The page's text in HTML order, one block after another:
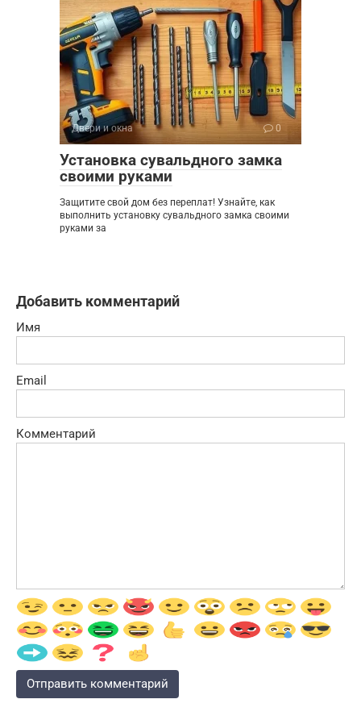
Двери и окна 0
Установка сувальдного замка
своими руками
Защитите свой дом без переплат! Узнайте, как
выполнить установку сувальдного замка своими
руками за
Добавить комментарий
Имя
Email
Комментарий